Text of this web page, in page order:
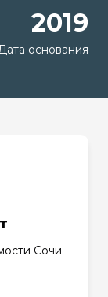
2019
основания
Сочи